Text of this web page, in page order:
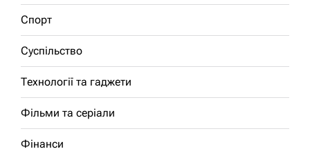
Спорт
Суспільство
Технології та гаджети
Фільми та серіали
Фінанси